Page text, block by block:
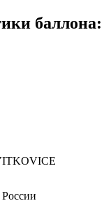
баллона: